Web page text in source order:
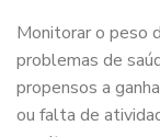
Monitorar o peso
problemas de
propensos a
ou falta de